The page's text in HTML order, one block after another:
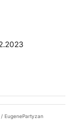
EugenePartyzan